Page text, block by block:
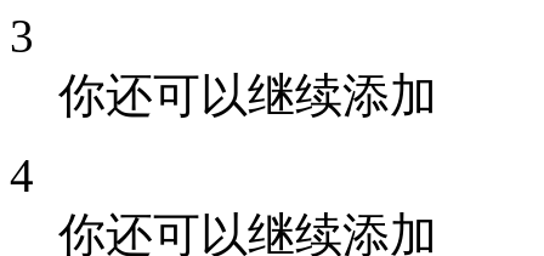
3
你还可以继续添加
4
你还可以继续添加